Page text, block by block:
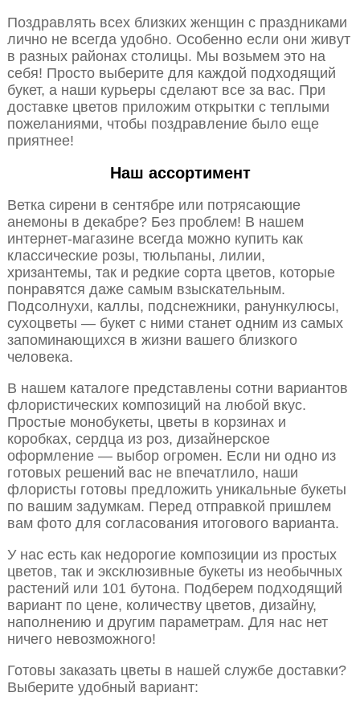
Поздравлять всех близких женщин с праздниками
лично не всегда удобно. Особенно если они живут
в разных районах столицы. Мы возьмем это на
себя! Просто выберите для каждой подходящий
букет, а наши курьеры сделают все за вас. При
доставке цветов приложим открытки с теплыми
пожеланиями, чтобы поздравление было еще
приятнее!
Наш ассортимент
Ветка сирени в сентябре или потрясающие
анемоны в декабре? Без проблем! В нашем
интернет-магазине всегда можно купить как
классические розы, тюльпаны, лилии,
хризантемы, так и редкие сорта цветов, которые
понравятся даже самым взыскательным.
Подсолнухи, каллы, подснежники, ранункулюсы,
сухоцветы — букет с ними станет одним из самых
запоминающихся в жизни вашего близкого
человека.
В нашем каталоге представлены сотни вариантов
флористических композиций на любой вкус.
Простые монобукеты, цветы в корзинах и
коробках, сердца из роз, дизайнерское
оформление — выбор огромен. Если ни одно из
готовых решений вас не впечатлило, наши
флористы готовы предложить уникальные букеты
по вашим задумкам. Перед отправкой пришлем
вам фото для согласования итогового варианта.
У нас есть как недорогие композиции из простых
цветов, так и эксклюзивные букеты из необычных
растений или 101 бутона. Подберем подходящий
вариант по цене, количеству цветов, дизайну,
наполнению и другим параметрам. Для нас нет
ничего невозможного!
Готовы заказать цветы в нашей службе доставки?
Выберите удобный вариант: